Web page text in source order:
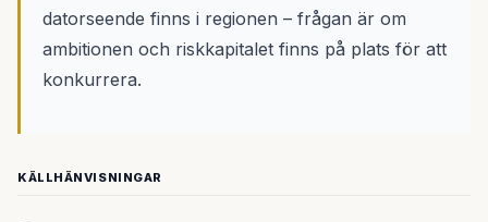
datorseende finns i regionen – frågan är om
ambitionen och riskkapitalet finns på plats för att
konkurrera.
KÄLLHÄNVISNINGAR